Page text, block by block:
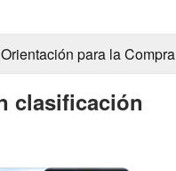
Orientación para la Compra
clasificación